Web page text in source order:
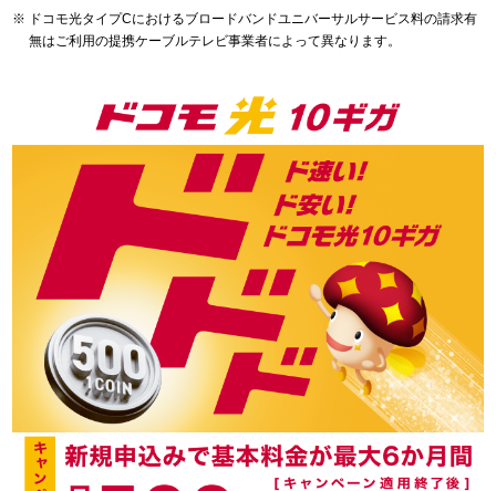
ドコモ光タイプCにおけるブロードバンドユニバーサルサービス料の請求有
無はご利用の提携ケーブルテレビ事業者によって異なります。